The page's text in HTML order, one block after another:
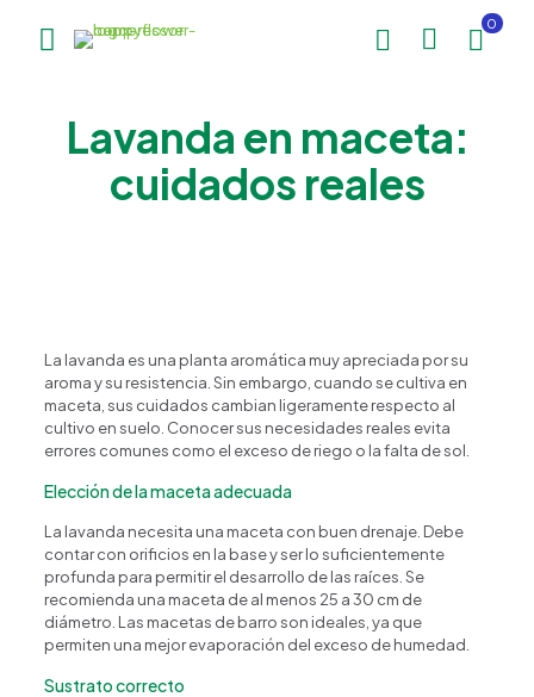
0
Lavanda en maceta:
cuidados reales
La lavanda es una planta aromática muy apreciada por su
aroma y su resistencia. Sin embargo, cuando se cultiva en
maceta, sus cuidados cambian ligeramente respecto al
cultivo en suelo. Conocer sus necesidades reales evita
errores comunes como el exceso de riego o la falta de sol.
Elección de la maceta adecuada
La lavanda necesita una maceta con buen drenaje. Debe
contar con orificios en la base y ser lo suficientemente
profunda para permitir el desarrollo de las raíces. Se
recomienda una maceta de al menos 25 a 30 cm de
diámetro. Las macetas de barro son ideales, ya que
permiten una mejor evaporación del exceso de humedad.
Sustrato correcto